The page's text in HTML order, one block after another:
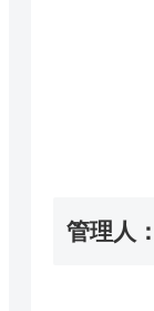
管理人